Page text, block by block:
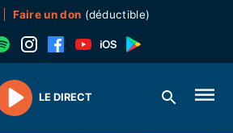
Faire un don (déductible)
Play
LE DIRECT